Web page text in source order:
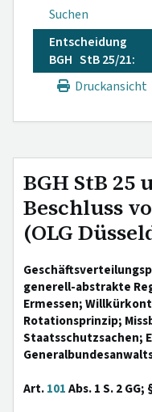
Suchen
Entscheidung
BGH StB 25/21:
Druckansicht
BGH StB 25
Beschluss
(OLG
generell-abstrakte
Ermessen;
Rotationsprinzip;
Staatsschutzsachen;
Art.101Abs. 1 S. 2 GG;